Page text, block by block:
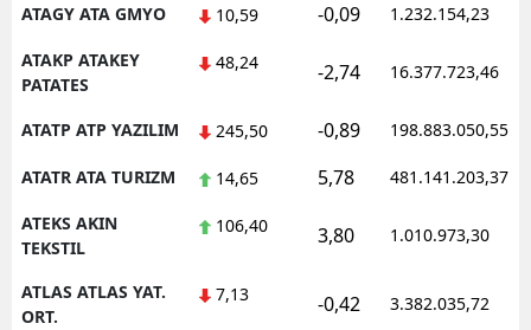
ATAGY ATA GMYO 10,59 -0,09 1.232.154,23
ATAKP ATAKEY
PATATES
48,24 -2,74 16.377.723,46
ATATP ATP YAZILIM 245,50 -0,89 198.883.050,55
ATATR ATA TURIZM 14,65 5,78 481.141.203,37
ATEKS AKIN
TEKSTIL
106,40 3,80 1.010.973,30
ATLAS ATLAS YAT.
ORT.
7,13 -0,42 3.382.035,72